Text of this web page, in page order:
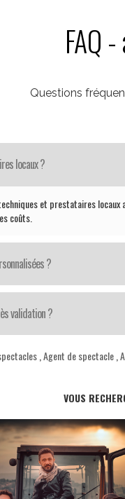
FAQ
Questions
locaux ?
et prestataires locaux
coûts.
?
validation ?
, Agent de spectacle,
VOUS